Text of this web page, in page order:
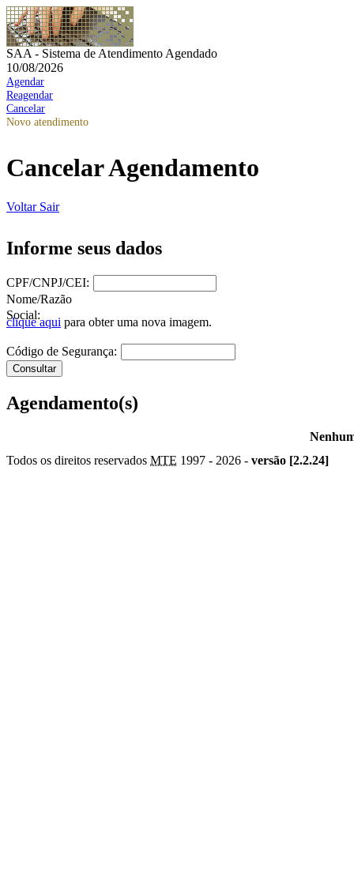
SAA - Sistema de Atendimento Agendado
10/08/2026
Agendar
Reagendar
Cancelar
Novo atendimento
Cancelar Agendamento
Voltar Sair
Informe seus dados
CPF/CNPJ/CEI:
Nome/Razão
Social:
clique aqui para obter uma nova imagem.
Código de Segurança:
Agendamento(s)
Todos os direitos reservados MTE 1997 - 2026 - versão [2.2.24]